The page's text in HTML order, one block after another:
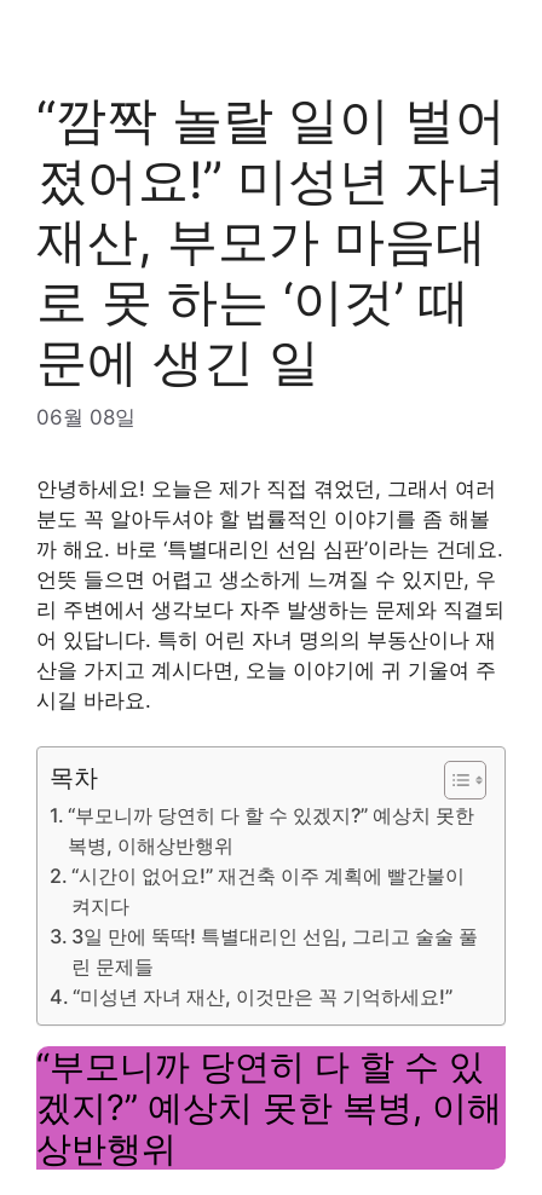
“깜짝 놀랄 일이 벌어
졌어요!” 미성년 자녀
재산, 부모가 마음대
로 못 하는 ‘이것’ 때
문에 생긴 일
06월 08일
안녕하세요! 오늘은 제가 직접 겪었던, 그래서 여러
분도 꼭 알아두셔야 할 법률적인 이야기를 좀 해볼
까 해요. 바로 ‘특별대리인 선임 심판’이라는 건데요.
언뜻 들으면 어렵고 생소하게 느껴질 수 있지만, 우
리 주변에서 생각보다 자주 발생하는 문제와 직결되
어 있답니다. 특히 어린 자녀 명의의 부동산이나 재
산을 가지고 계시다면, 오늘 이야기에 귀 기울여 주
시길 바라요.
목차
“부모니까 당연히 다 할 수 있겠지?” 예상치 못한
복병, 이해상반행위
“시간이 없어요!” 재건축 이주 계획에 빨간불이
켜지다
3일 만에 뚝딱! 특별대리인 선임, 그리고 술술 풀
린 문제들
“미성년 자녀 재산, 이것만은 꼭 기억하세요!”
“부모니까 당연히 다 할 수 있
겠지?” 예상치 못한 복병, 이해
상반행위